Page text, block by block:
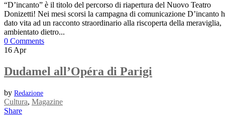
“D’incanto” è il titolo del percorso di riapertura del Nuovo Teatro
Donizetti! Nei mesi scorsi la campagna di comunicazione D’incanto
dato vita ad un racconto straordinario alla riscoperta della meraviglia,
ambientato dietro...
0 Comments
16 Apr
Dudamel all’Opéra di Parigi
by Redazione
Cultura, Magazine
Share